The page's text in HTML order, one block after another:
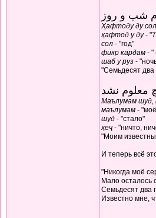
شب و روز
Ҳафтоду ду
ҳафтод у ду-
сол - "год"
фикр кардам - "
шаб у руз -
"Семьдесят
معلوم نشد
Маълумам шуд,
маълумам -
шуд - "стало"
ҳеҷ - "ничто,
"Моим
И теперь всё
"Никогда моё
Мало осталось
Семьдесят два
Известно мне,